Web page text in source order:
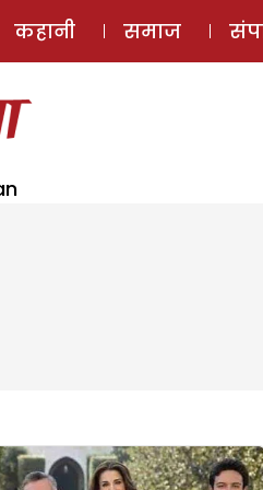
कहानी समाज